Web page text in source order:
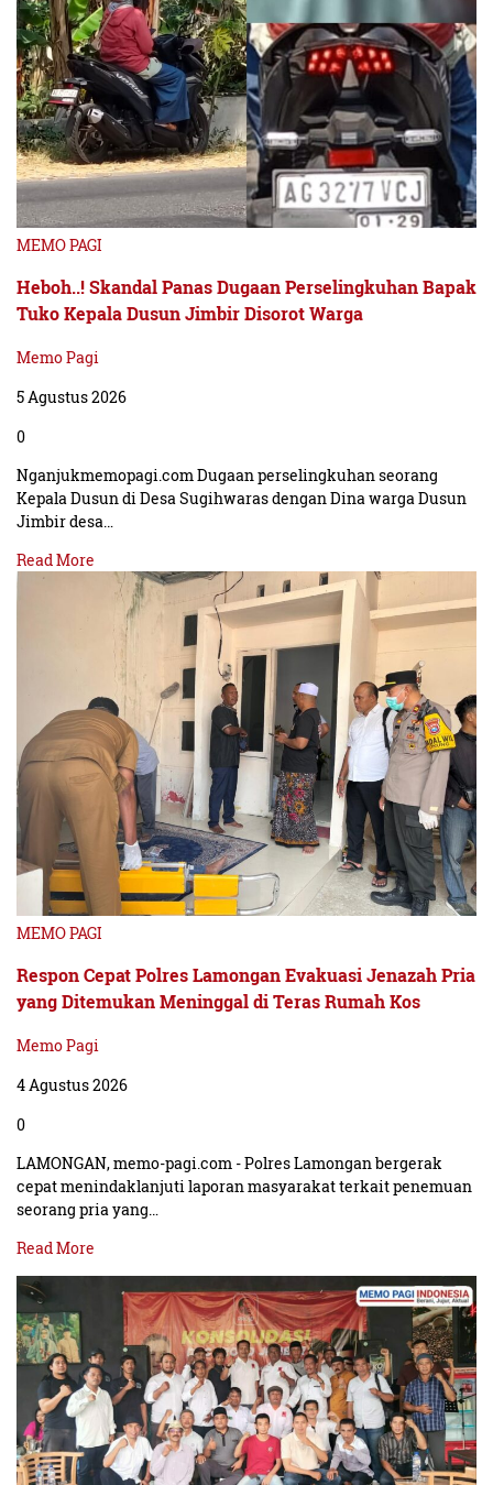
MEMO PAGI
Heboh..! Skandal Panas Dugaan Perselingkuhan Bapak
Tuko Kepala Dusun Jimbir Disorot Warga
Memo Pagi
5 Agustus 2026
0
Nganjukmemopagi.com Dugaan perselingkuhan seorang
Kepala Dusun di Desa Sugihwaras dengan Dina warga Dusun
Jimbir desa…
Read More
MEMO PAGI
Respon Cepat Polres Lamongan Evakuasi Jenazah Pria
yang Ditemukan Meninggal di Teras Rumah Kos
Memo Pagi
4 Agustus 2026
0
LAMONGAN, memo-pagi.com - Polres Lamongan bergerak
cepat menindaklanjuti laporan masyarakat terkait penemuan
seorang pria yang…
Read More